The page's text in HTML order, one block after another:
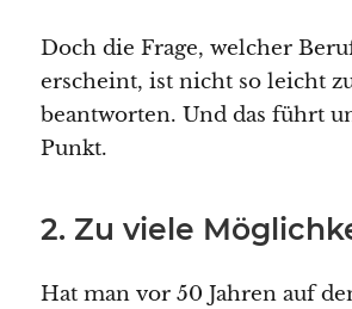
Doch die Frage, welcher
erscheint, ist nicht so leicht
beantworten. Und das führt
Punkt.
2. Zu viele
Hat man vor 50 Jahren auf